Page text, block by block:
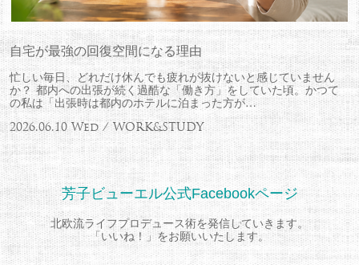
自宅が最強の回復空間になる理由
忙しい毎日、どれだけ休んでも疲れが抜けないと感じていません
か？ 都内への出張が続く過酷な「働き方」をしていた頃。かつて
の私は「出張時は都内のホテルに泊まった方が…
2026.06.10 Wed / WORK&STUDY
芳子ビューエル公式Facebookページ
北欧流ライフプロデュース術を発信していきます。
「いいね！」をお願いいたします。